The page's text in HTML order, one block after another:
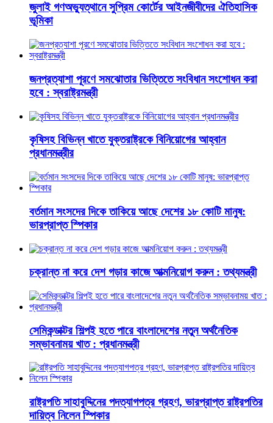
জুলাই গণঅভ্যুত্থানে সুপ্রিম কোর্টের আইনজীবীদের ঐতিহাসিক
ভূমিকা
জনপ্রত্যাশা পূরণে সমঝোতার ভিত্তিতে সংবিধান সংশোধন করা
হবে : স্বরাষ্ট্রমন্ত্রী
কৃষিসহ বিভিন্ন খাতে যুক্তরাষ্ট্রকে বিনিয়োগের আহ্বান
প্রধানমন্ত্রীর
বর্তমান সংসদের দিকে তাকিয়ে আছে দেশের ১৮ কোটি মানুষ:
ভারপ্রাপ্ত স্পিকার
চক্রান্ত না করে দেশ গড়ার কাজে আত্মনিয়োগ করুন : তথ্যমন্ত্রী
সেমিকন্ডাক্টর শিল্পই হতে পারে বাংলাদেশের নতুন অর্থনৈতিক
সম্ভাবনাময় খাত : প্রধানমন্ত্রী
রাষ্ট্রপতি সাহাবুদ্দিনের পদত্যাগপত্র গ্রহণ, ভারপ্রাপ্ত রাষ্ট্রপতির
দায়িত্ব নিলেন স্পিকার